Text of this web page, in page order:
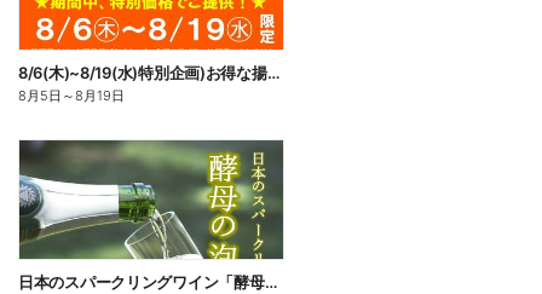
8/6(木)~8/19(水)特別企画)お得な揚げ物
8月5日 ～8月19日
日本のスパークリングワイン「酵母の泡各種」キャンペーン価格